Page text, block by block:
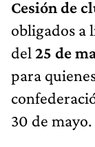
Cesión de
obligados a
del 25 de
para
30 de mayo.